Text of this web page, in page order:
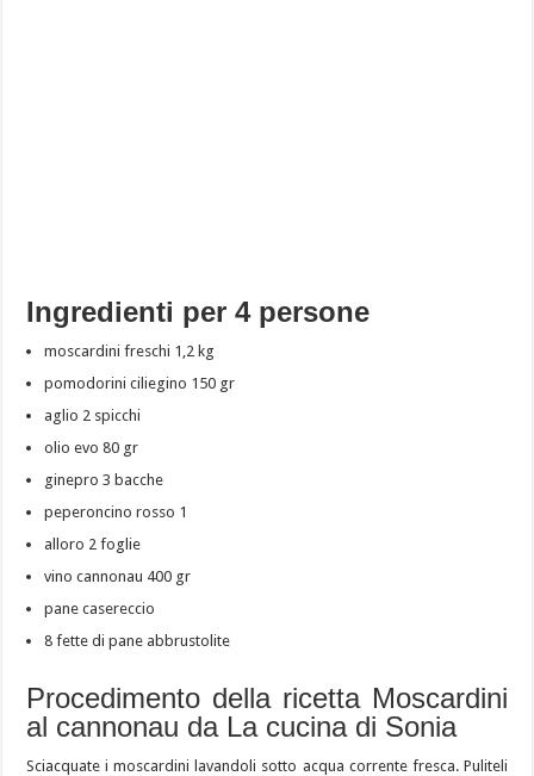
Ingredienti per 4 persone
moscardini freschi 1,2 kg
pomodorini ciliegino 150 gr
aglio 2 spicchi
olio evo 80 gr
ginepro 3 bacche
peperoncino rosso 1
alloro 2 foglie
vino cannonau 400 gr
pane casereccio
8 fette di pane abbrustolite
Procedimento della ricetta Moscardini
al cannonau da La cucina di Sonia
Sciacquate i moscardini lavandoli sotto acqua corrente fresca. Puliteli